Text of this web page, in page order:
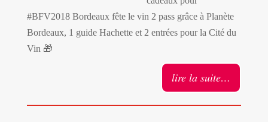
#BFV2018 Bordeaux fête le vin 2 pass grâce à Planète
Bordeaux, 1 guide Hachette et 2 entrées pour la Cité du
Vin 🎁
lire la suite…